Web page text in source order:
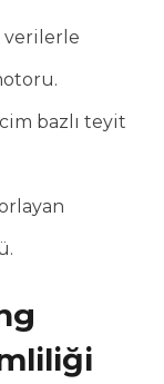
verilerle
bazlı teyit